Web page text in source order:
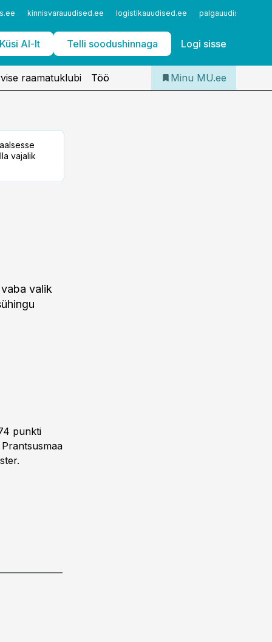
kinnisvarauudised.ee logistikauudised.ee palgauudised.ee
Küsi AI-lt Telli soodushinnaga Logi sisse
Iseteenindus
Telli Meditsiiniuudised
raamatuklubi Töö Minu MU.ee
vajalik
valik
punkti